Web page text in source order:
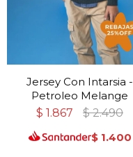
Jersey Con Intarsia -
Petroleo Melange
$ 1.867 $ 2.490
$ 1.400